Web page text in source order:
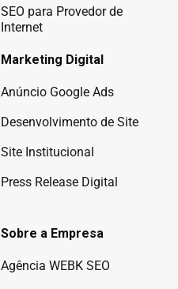
SEO para Provedor de
Internet
Marketing Digital
Anúncio Google Ads
Desenvolvimento de Site
Site Institucional
Press Release Digital
Sobre a Empresa
Agência WEBK SEO